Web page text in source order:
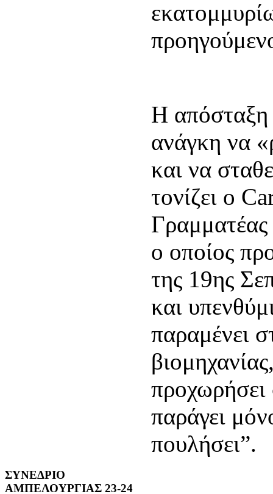
Η απόσταξη
ανάγκη να
και να
τονίζει ο
ο οποίος
της 19ης
και
παραμένει
προχωρήσει
παράγει
πουλήσει”.
ΣΥΝΕΔΡΙΟ
ΑΜΠΕΛΟΥΡΓΙΑΣ 23-24